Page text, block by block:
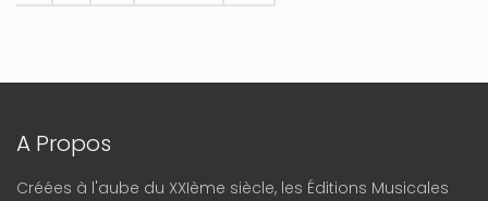
A Propos
Créées à l'aube du XXIème siècle, les Éditions Musicales